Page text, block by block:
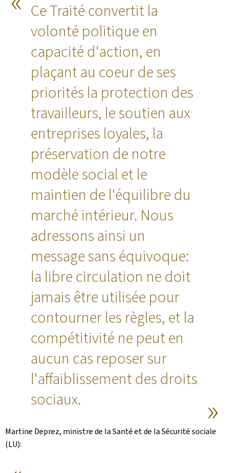
Ce Traité convertit la
volonté politique en
capacité d'action, en
plaçant au coeur de ses
priorités la protection des
travailleurs, le soutien aux
entreprises loyales, la
préservation de notre
modèle social et le
maintien de l'équilibre du
marché intérieur. Nous
adressons ainsi un
message sans équivoque:
la libre circulation ne doit
jamais être utilisée pour
contourner les règles, et la
compétitivité ne peut en
aucun cas reposer sur
l'affaiblissement des droits
sociaux.
Martine Deprez, ministre de la Santé et de la Sécurité sociale
(LU):